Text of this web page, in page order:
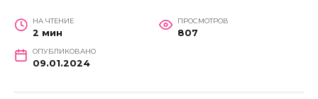
НА ЧТЕНИЕ
2 мин
ПРОСМОТРОВ
807
ОПУБЛИКОВАНО
09.01.2024